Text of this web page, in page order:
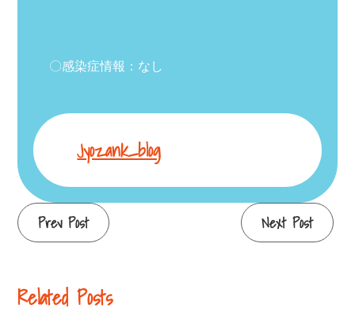
〇感染症情報：なし
Jyozank_blog
Continue
Prev Post Next Post
Related Posts